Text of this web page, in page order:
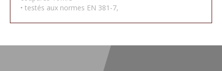
• testés aux normes EN 381-7,